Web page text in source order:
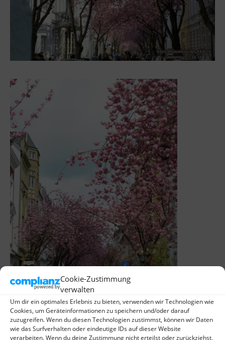
Cookie-Zustimmung
verwalten
Um dir ein optimales Erlebnis zu bieten, verwenden wir Technologien wie
Cookies, um Geräteinformationen zu speichern und/oder darauf
zuzugreifen. Wenn du diesen Technologien zustimmst, können wir Daten
wie das Surfverhalten oder eindeutige IDs auf dieser Website
verarbeiten. Wenn du deine Zustimmung nicht erteilst oder zurückziehst,